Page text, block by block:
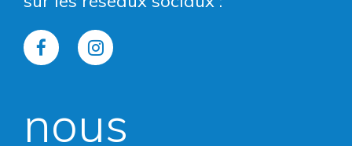
Lien
le
Lien
le
nous